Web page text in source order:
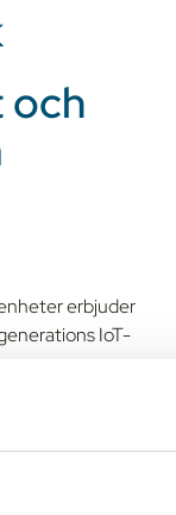
och
erbjuder
IoT-
sker även med
med IoT,